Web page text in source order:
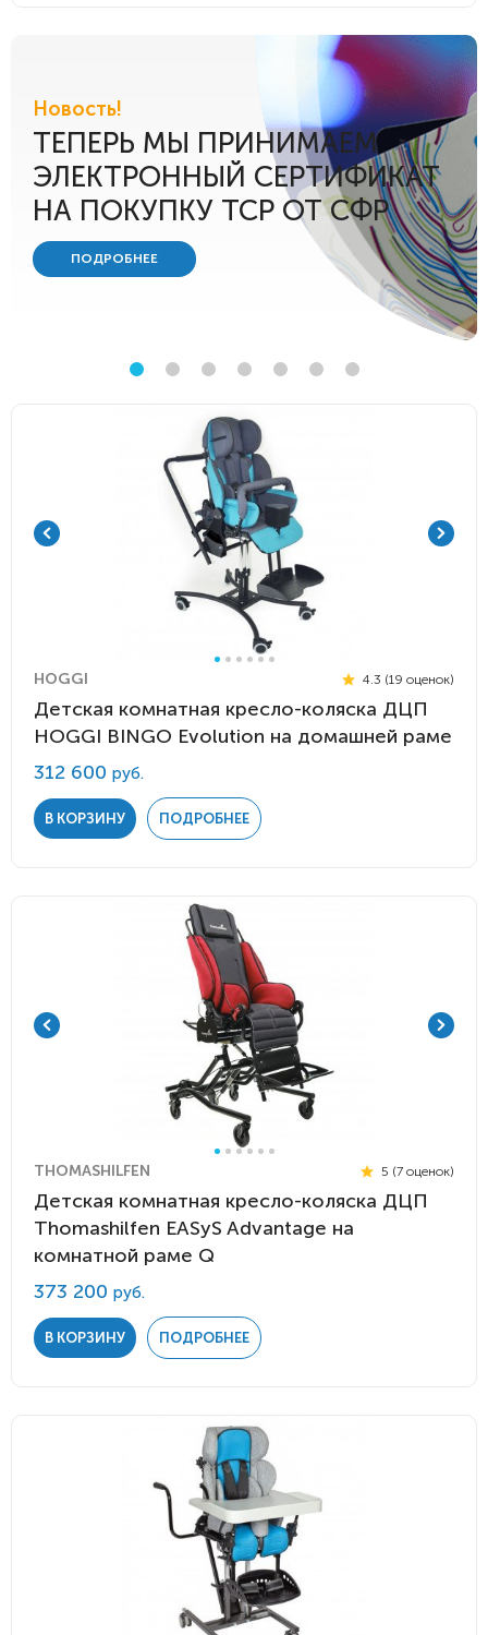
Новость!
ТЕПЕРЬ МЫ ПРИНИМАЕМ
ЭЛЕКТРОННЫЙ СЕРТИФИКАТ
НА ПОКУПКУ ТСР ОТ СФР
ПОДРОБНЕЕ
HOGGI 4.3 (19 оценок)
Детская комнатная кресло-коляска ДЦП
HOGGI BINGO Evolution на домашней раме
312 600 руб.
В КОРЗИНУ ПОДРОБНЕЕ
THOMASHILFEN 5 (7 оценок)
Детская комнатная кресло-коляска ДЦП
Thomashilfen EASyS Advantage на
комнатной раме Q
373 200 руб.
В КОРЗИНУ ПОДРОБНЕЕ